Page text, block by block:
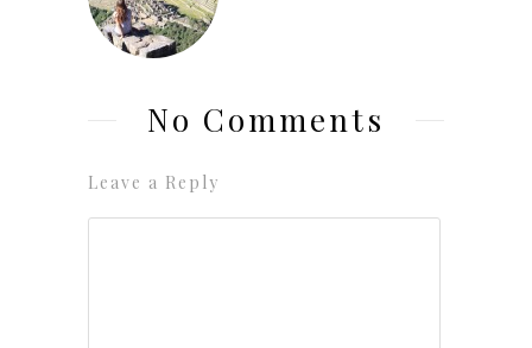
No Comments
Leave a Reply